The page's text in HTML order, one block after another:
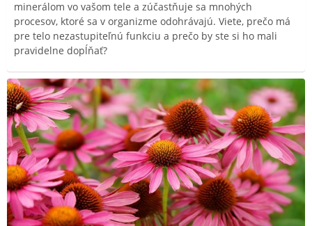
minerálom vo vašom tele a zúčastňuje sa mnohých
procesov, ktoré sa v organizme odohrávajú. Viete, prečo má
pre telo nezastupiteľnú funkciu a prečo by ste si ho mali
pravidelne dopĺňať?